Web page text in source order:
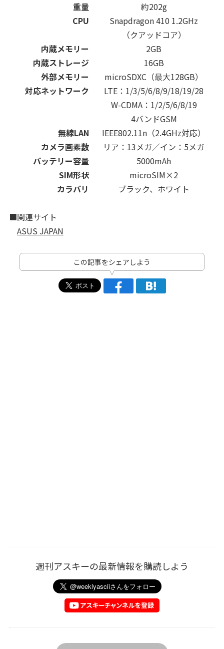
重量
約202g
CPU
Snapdragon 410 1.2GHz
（クアッドコア）
内蔵メモリー
2GB
内蔵ストレージ
16GB
外部メモリー
microSDXC（最大128GB）
対応ネットワーク
LTE：1/3/5/6/8/9/18/19/28
W-CDMA：1/2/5/6/8/19
4バンドGSM
無線LAN
IEEE802.11n（2.4GHz対応）
カメラ画素数
リア：13メガ／イン：5メガ
バッテリー容量
5000mAh
SIM形状
microSIM×2
カラバリ
ブラック、ホワイト
■関連サイト
ASUS JAPAN
この記事をシェアしよう
週刊アスキーの最新情報を購読しよう